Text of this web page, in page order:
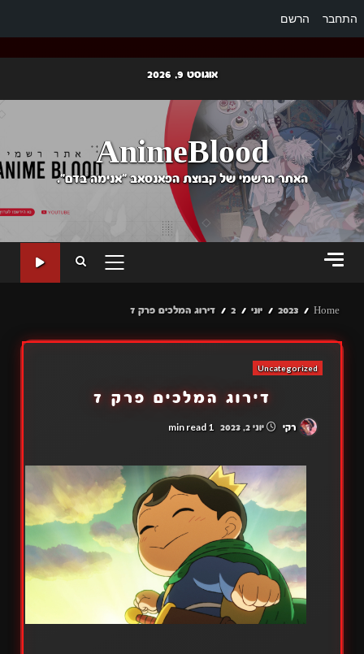
התחבר הרשם
content
אוגוסט 9, 2026
AnimeBlood
האתר הרשמי של קבוצת הפאנסאב "אנימה בדם".
PRIMARY
Home
2023 יוני 2 דירוג המלכים פרק 7
Uncategorized
דירוג המלכים פרק 7
רקי יוני 2, 2023 1 min read